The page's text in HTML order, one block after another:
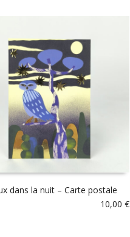
dans la nuit – Carte postale
10,00€